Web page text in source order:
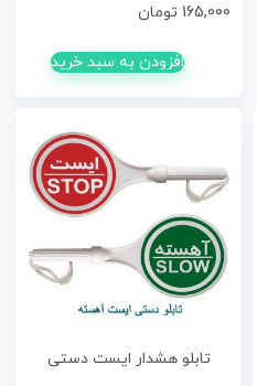
165,000 تومان
افزودن به سبد خرید
تابلو هشدار ایست دستی